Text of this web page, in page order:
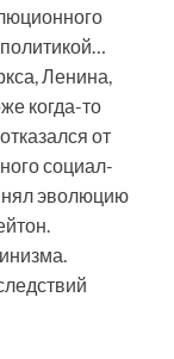
Ленина,
когда-то
от
социал-
эволюцию